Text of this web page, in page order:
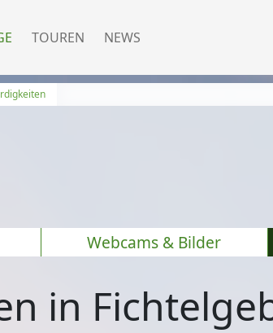
TOUREN NEWS
Webcams & Bilder
in